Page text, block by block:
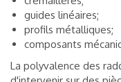
guides linéaires;
profils métalliques;
composants
La polyvalence des